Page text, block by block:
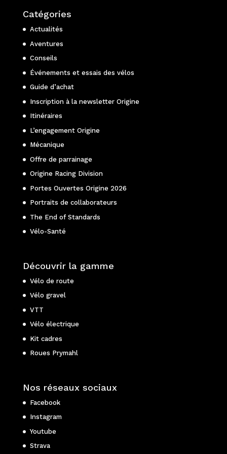
Catégories
Actualités
Aventures
Conseils
Événements et essais des vélos
Guide d’achat
Inscription à la newsletter Origine
Itinéraires
L’engagement Origine
Mécanique
Offre de parrainage
Origine Racing Division
Portes Ouvertes Origine 2026
Portraits de collaborateurs
The End of Standards
Vélo-Santé
Découvrir la gamme
Vélo de route
Vélo gravel
VTT
Vélo électrique
Kit cadres
Roues Prymahl
Nos réseaux sociaux
Facebook
Instagram
Youtube
Strava